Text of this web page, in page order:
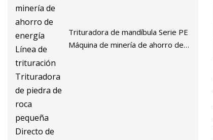
Trituradora de mandíbula Serie PE
Máquina de minería de ahorro de